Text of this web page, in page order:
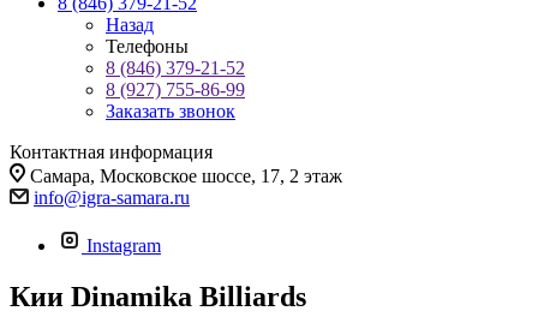
Назад
Телефоны
8 (846) 379-21-52
8 (927) 755-86-99
Заказать звонок
Контактная информация
Самара, Московское шоссе, 17, 2 этаж
info@igra-samara.ru
Instagram
Кии Dinamika Billiards